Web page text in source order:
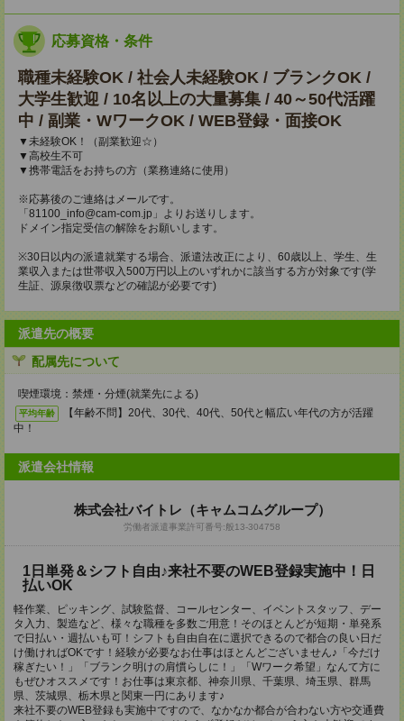
応募資格・条件
職種未経験OK / 社会人未経験OK / ブランクOK /
大学生歓迎 / 10名以上の大量募集 / 40～50代活躍
中 / 副業・WワークOK / WEB登録・面接OK
▼未経験OK！（副業歓迎☆）
▼高校生不可
▼携帯電話をお持ちの方（業務連絡に使用）
※応募後のご連絡はメールです。
「81100_info@cam-com.jp」よりお送りします。
ドメイン指定受信の解除をお願いします。
※30日以内の派遣就業する場合、派遣法改正により、60歳以上、学生、生
業収入または世帯収入500万円以上のいずれかに該当する方が対象です(学
生証、源泉徴収票などの確認が必要です)
派遣先の概要
配属先について
喫煙環境：禁煙・分煙(就業先による)
平均年齢
【年齢不問】20代、30代、40代、50代と幅広い年代の方が活躍
中！
派遣会社情報
株式会社バイトレ（キャムコムグループ）
労働者派遣事業許可番号:般13-304758
1日単発＆シフト自由♪来社不要のWEB登録実施中！日
払いOK
軽作業、ピッキング、試験監督、コールセンター、イベントスタッフ、デー
タ入力、製造など、様々な職種を多数ご用意！そのほとんどが短期・単発系
で日払い・週払いも可！シフトも自由自在に選択できるので都合の良い日だ
け働ければOKです！経験が必要なお仕事はほとんどございません♪「今だけ
稼ぎたい！」「ブランク明けの肩慣らしに！」「Wワーク希望」なんて方に
もぜひオススメです！お仕事は東京都、神奈川県、千葉県、埼玉県、群馬
県、茨城県、栃木県と関東一円にあります♪
来社不要のWEB登録も実施中ですので、なかなか都合が合わない方や交通費